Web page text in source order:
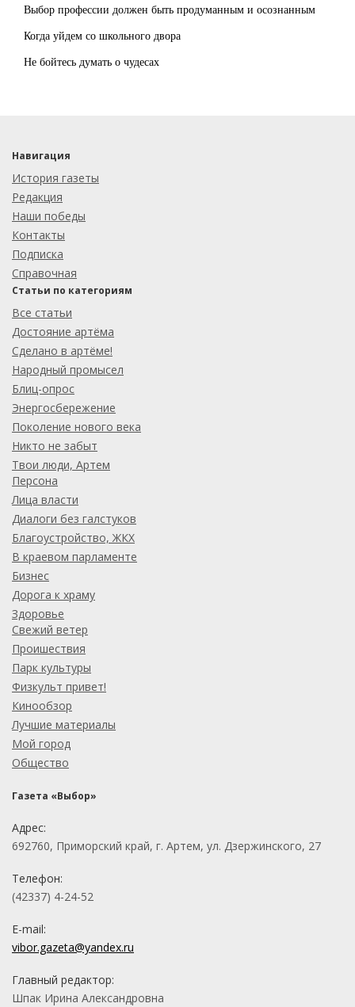
Выбор профессии должен быть продуманным и осознанным
Когда уйдем со школьного двора
Не бойтесь думать о чудесах
Навигация
История газеты
Редакция
Наши победы
Контакты
Подписка
Справочная
Статьи по категориям
Все статьи
Достояние артёма
Сделано в артёме!
Народный промысел
Блиц-опрос
Энергосбережение
Поколение нового века
Никто не забыт
Твои люди, Артем
Персона
Лица власти
Диалоги без галстуков
Благоустройство, ЖКХ
В краевом парламенте
Бизнес
Дорога к храму
Здоровье
Свежий ветер
Проишествия
Парк культуры
Физкульт привет!
Кинообзор
Лучшие материалы
Мой город
Общество
Газета «Выбор»
Адрес:
692760, Приморский край, г. Артем, ул. Дзержинского, 27
Телефон:
(42337) 4-24-52
E-mail:
vibor.gazeta@yandex.ru
Главный редактор:
Шпак Ирина Александровна